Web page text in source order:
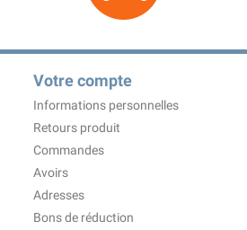
Votre compte
Informations personnelles
Retours produit
Commandes
Avoirs
Adresses
Bons de réduction